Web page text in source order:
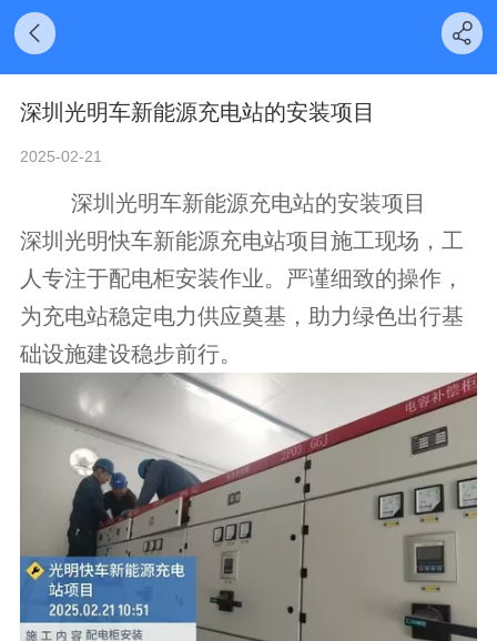
深圳光明车新能源充电站的安装项目
2025-02-21
深圳光明车新能源充电站的安装项目
深圳光明快车新能源充电站项目施工现场，工
人专注于配电柜安装作业。严谨细致的操作，
为充电站稳定电力供应奠基，助力绿色出行基
础设施建设稳步前行。